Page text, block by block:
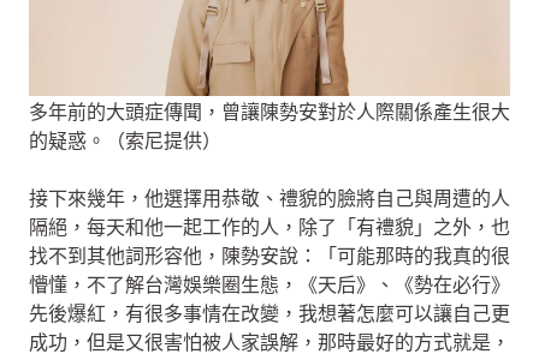
多年前的大頭症傳聞，曾讓陳勢安對於人際關係產生很大
的疑惑。（索尼提供）
接下來幾年，他選擇用恭敬、禮貌的臉將自己與周遭的人
隔絕，每天和他一起工作的人，除了「有禮貌」之外，也
找不到其他詞形容他，陳勢安說：「可能那時的我真的很
懵懂，不了解台灣娛樂圈生態，《天后》、《勢在必行》
先後爆紅，有很多事情在改變，我想著怎麼可以讓自己更
成功，但是又很害怕被人家誤解，那時最好的方式就是，